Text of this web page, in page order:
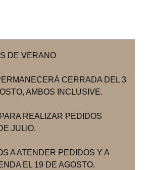
DE VERANO
CERRADA DEL 3
AMBOS INCLUSIVE.
REALIZAR PEDIDOS
JULIO.
A ATENDER PEDIDOS Y A
EL 19 DE AGOSTO.